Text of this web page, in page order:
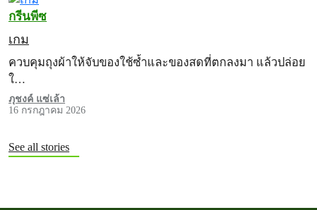
กรีนพีซ
เกม
ควบคุมถุงผ้าให้จับของใช้ซ้ำและของสดที่ตกลงมา แล้วปล่อย
ใ…
ภุชงค์ แซ่เล้า
16 กรกฎาคม 2026
See all stories